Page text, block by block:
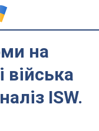
на
війська
ISW.